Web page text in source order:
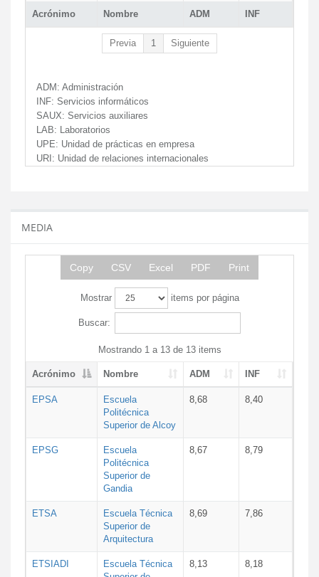
Acrónimo Nombre ADM INF
Previa 1 Siguiente
ADM: Administración
INF: Servicios informáticos
SAUX: Servicios auxiliares
LAB: Laboratorios
UPE: Unidad de prácticas en empresa
URI: Unidad de relaciones internacionales
MEDIA
Copy CSV Excel PDF Print
Mostrar items por página
Buscar:
Mostrando 1 a 13 de 13 items
Acrónimo Nombre ADM INF
EPSA
Escuela
Politécnica
Superior de Alcoy
8,68 8,40
EPSG
Escuela
Politécnica
Superior de
Gandia
8,67 8,79
ETSA
Escuela Técnica
Superior de
Arquitectura
8,69 7,86
ETSIADI
Escuela Técnica
8,13 8,18